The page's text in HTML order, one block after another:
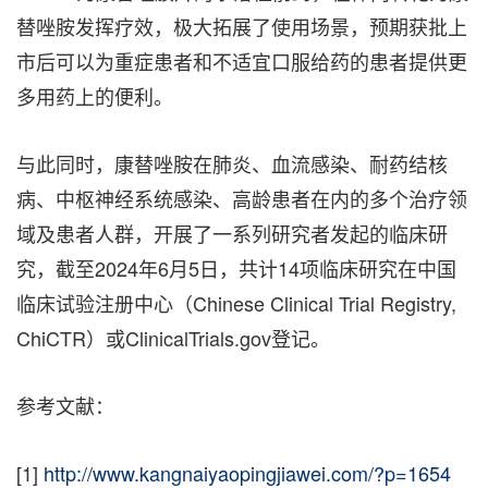
替唑胺发挥疗效，极大拓展了使用场景，预期获批上
市后可以为重症患者和不适宜口服给药的患者提供更
多用药上的便利。
与此同时，康替唑胺在肺炎、血流感染、耐药结核
病、中枢神经系统感染、高龄患者在内的多个治疗领
域及患者人群，开展了一系列研究者发起的临床研
究，截至2024年6月5日，共计14项临床研究在中国
临床试验注册中心（Chinese Clinical Trial Registry,
ChiCTR）或ClinicalTrials.gov登记。
参考文献：
[1] http://www.kangnaiyaopingjiawei.com/?p=1654